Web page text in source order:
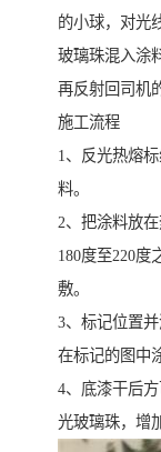
的小球，对光
玻璃珠混入涂
再反射回司机
施工流程
1、反光热熔
料。
2、把涂料放
180度至220度
敷。
3、标记位置
在标记的图中
4、底漆干后
光玻璃珠，增